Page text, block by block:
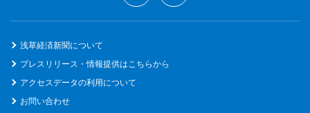
浅草経済新聞について
プレスリリース・情報提供はこちらから
アクセスデータの利用について
お問い合わせ